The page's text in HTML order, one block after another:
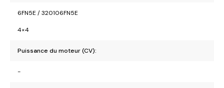
6FN5E / 320106FN5E
4×4
Puissance du moteur (CV):
-